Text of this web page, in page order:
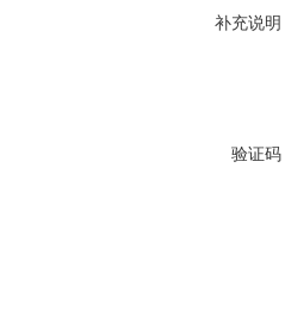
补充说明
验证码